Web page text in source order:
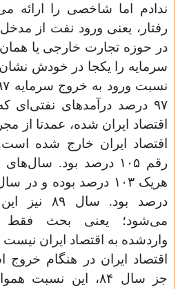
ندادم اما شاخصی را ارائه
رفتار، یعنی ورود نفت از
در حوزه تجارت خارجی یا
۹۷ درصد درآمدهای نفتی‌ای
اقتصاد ایران شده، عمدتا از
می‌شود؛ یعنی بحث فقط
وارد‌شده به اقتصاد ایران
اقتصاد ایران در هنگام خروج
جز سال ۸۴، این نسبت